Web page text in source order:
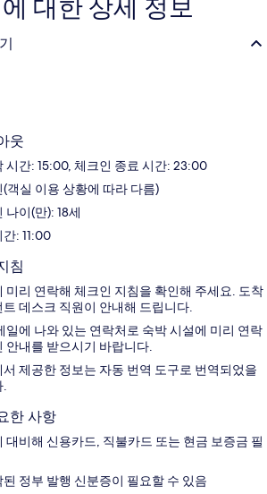
대한 상세 정보
웃
시간: 15:00, 체크인 종료 시간: 23:00
객실 이용 상황에 따라 다름)
나이(만): 18세
: 11:00
침
미리 연락해 체크인 지침을 확인해 주세요. 도착
데스크 직원이 안내해 드립니다.
일에 나와 있는 연락처로 숙박 시설에 미리 연락
안내를 받으시기 바랍니다.
제공한 정보는 자동 번역 도구로 번역되었을
.
한 사항
대비해 신용카드, 직불카드 또는 현금 보증금 필
정부 발행 신분증이 필요할 수 있음